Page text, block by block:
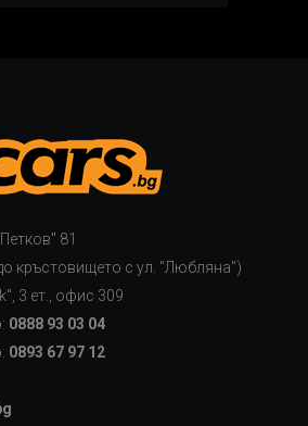
81
кръстовището с ул. "Любляна")
3 ет., офис 309
0888 93 03 04
0893 67 97 12